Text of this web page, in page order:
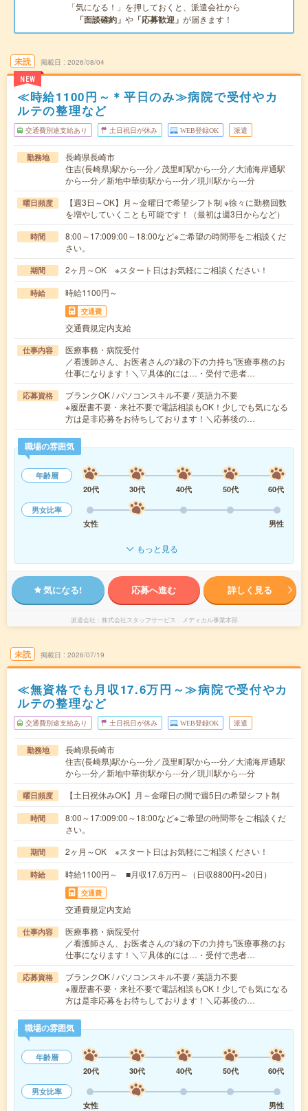
「気になる！」を押しておくと、派遣会社から
「面談確約」 や 「応募歓迎」 が届きます！
未読
NEW
掲載日 2026/08/04
≪時給1100円～＊平日のみ≫病院で受付やカ
ルテの整理など
交通費別途支給あり 土日祝日が休み WEB登録OK 派遣
勤務地
長崎県長崎市
住吉(長崎県)駅から---分／茂里町駅から---分／大浦海岸通駅
から---分／新地中華街駅から---分／現川駅から---分
曜日頻度
【週3日～OK】月～金曜日で希望シフト制 ※徐々に勤務回数
を増やしていくことも可能です！（最初は週3日からなど）
時間
8:00～17:009:00～18:00など※ご希望の時間帯をご相談くだ
さい。
期間 2ヶ月～OK ※スタート日はお気軽にご相談ください！
時給 時給1100円～
交通費
交通費規定内支給
仕事内容
医療事務・病院受付
／看護師さん、お医者さんの“縁の下の力持ち”医療事務のお
仕事になります！＼▽具体的には…・受付で患者…
応募資格
ブランクOK / パソコンスキル不要 / 英語力不要
※履歴書不要・来社不要で電話相談もOK！少しでも気になる
方は是非応募をお待ちしております！＼応募後の…
職場の雰囲気
年齢層
20代
30代 40代 50代
60代
男女比率
女性
男性
もっと見る
気になる! 応募へ進む 詳しく見る
派遣会社 株式会社スタッフサービス メディカル事業本部
未読 掲載日 2026/07/19
≪無資格でも月収17.6万円～≫病院で受付やカ
ルテの整理など
交通費別途支給あり 土日祝日が休み WEB登録OK 派遣
勤務地
長崎県長崎市
住吉(長崎県)駅から---分／茂里町駅から---分／大浦海岸通駅
から---分／新地中華街駅から---分／現川駅から---分
曜日頻度 【土日祝休みOK】月～金曜日の間で週5日の希望シフト制
時間
8:00～17:009:00～18:00など※ご希望の時間帯をご相談くだ
さい。
期間 2ヶ月～OK ※スタート日はお気軽にご相談ください！
時給 時給1100円～ ■月収17.6万円～（日収8800円×20日）
交通費
交通費規定内支給
仕事内容
医療事務・病院受付
／看護師さん、お医者さんの“縁の下の力持ち”医療事務のお
仕事になります！＼▽具体的には…・受付で患者…
応募資格
ブランクOK / パソコンスキル不要 / 英語力不要
※履歴書不要・来社不要で電話相談もOK！少しでも気になる
方は是非応募をお待ちしております！＼応募後の…
職場の雰囲気
年齢層
20代
30代 40代 50代
60代
男女比率
女性
男性